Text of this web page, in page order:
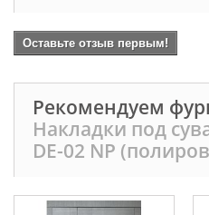
Оставьте отзыв первым!
Рекомендуем
Накладки под
DE-02 NP